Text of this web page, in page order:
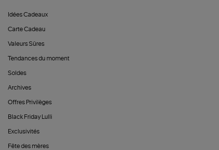
Idées Cadeaux
Carte Cadeau
Valeurs Sûres
Tendances du moment
Soldes
Archives
Offres Privilèges
Black Friday Lulli
Exclusivités
Fête des mères